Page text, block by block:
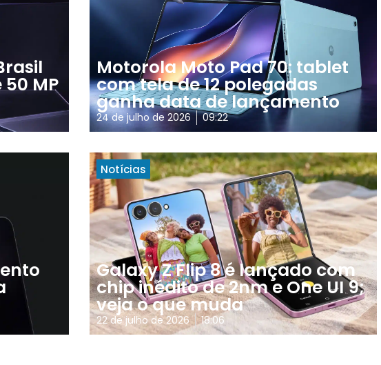
MP
Motorola Moto Pad 70: tablet
com tela de 12 polegadas
ganha data de lançamento
24 de julho de 2026 09:22
Notícias
Galaxy Z Flip 8 é lançado com
chip inédito de 2nm e One UI 9;
veja o que muda
22 de julho de 2026 18:06